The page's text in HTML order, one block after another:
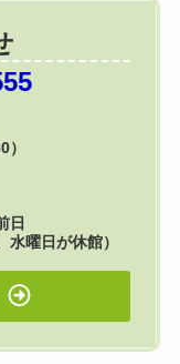
日
水曜日が休館）